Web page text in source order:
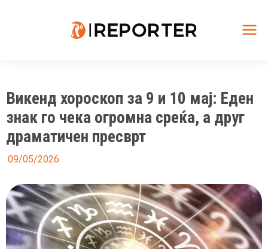
Викенд хороскоп за 9 и 10 мај: Еден
знак го чека огромна среќа, а друг
драматичен пресврт
09/05/2026